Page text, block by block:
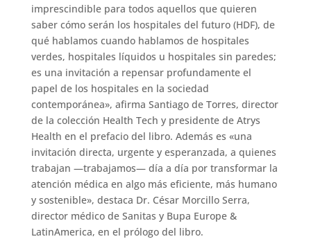
imprescindible para todos aquellos que quieren
saber cómo serán los hospitales del futuro (HDF), de
qué hablamos cuando hablamos de hospitales
verdes, hospitales líquidos u hospitales sin paredes;
es una invitación a repensar profundamente el
papel de los hospitales en la sociedad
contemporánea», afirma Santiago de Torres, director
de la colección Health Tech y presidente de Atrys
Health en el prefacio del libro. Además es «una
invitación directa, urgente y esperanzada, a quienes
trabajan —trabajamos— día a día por transformar la
atención médica en algo más eficiente, más humano
y sostenible», destaca Dr. César Morcillo Serra,
director médico de Sanitas y Bupa Europe &
LatinAmerica, en el prólogo del libro.